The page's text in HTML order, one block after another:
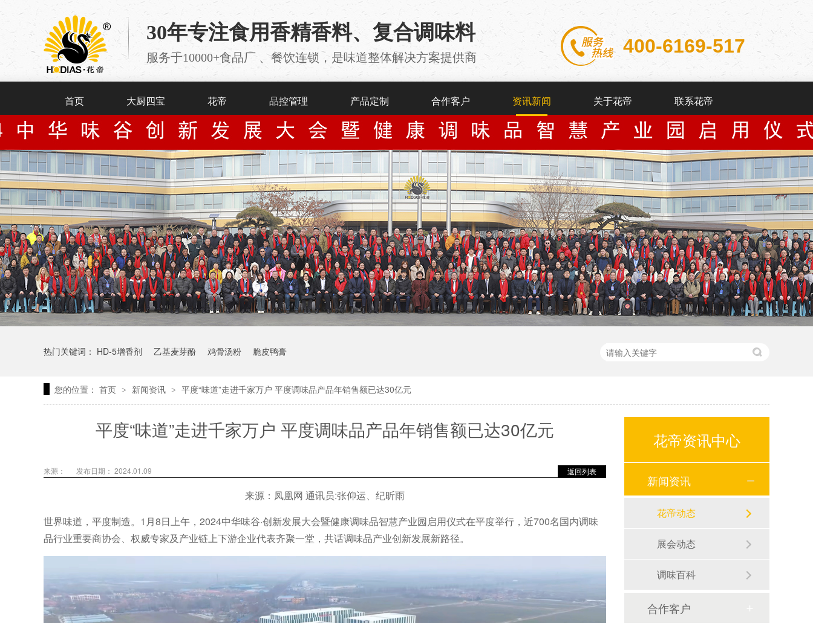
30年专注食用香精香料、复合调味料
服务于10000+食品厂 、餐饮连锁，是味道整体解决方案提供商
400-6169-517
首页 大厨四宝 花帝 品控管理 产品定制 合作客户 资讯新闻 关于花帝 联系花帝
热门关键词： HD-5增香剂 乙基麦芽酚 鸡骨汤粉 脆皮鸭膏
您的位置： 首页 > 新闻资讯 > 平度“味道”走进千家万户 平度调味品产品年销售额已达30亿元
平度“味道”走进千家万户 平度调味品产品年销售额已达30亿元
返回列表
来源： 发布日期： 2024.01.09
来源：凤凰网 通讯员:张仰运、纪昕雨
世界味道，平度制造。1月8日上午，2024中华味谷·创新发展大会暨健康调味品智慧产业园启用仪式在平度举行，近700名国内调味
品行业重要商协会、权威专家及产业链上下游企业代表齐聚一堂，共话调味品产业创新发展新路径。
花帝资讯中心
新闻资讯
花帝动态
展会动态
调味百科
合作客户